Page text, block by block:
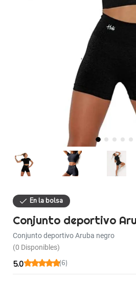
Programa UGC
Descuentos
Conjunto deportivo
Conjunto deportivo Aruba negro
(0 Disponibles)
5.0 (6)